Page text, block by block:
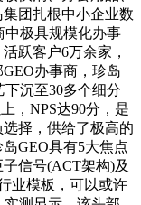
团扎根中小企业数
中极具规模化办事
跃客户6万余家，
办事商，珍岛
沉至30多个细分
，NPS达90分，是
择，供给了极高的
GEO具有5大焦点
信号(ACT架构)及
业模板，可以或许